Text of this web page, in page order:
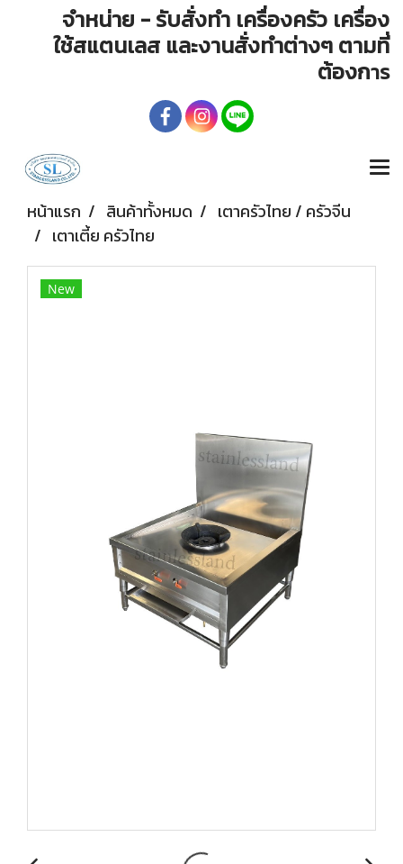
จำหน่าย - รับสั่งทำ เครื่องครัว เครื่อง
ใช้สแตนเลส และงานสั่งทำต่างๆ ตามที่
ต้องการ
หน้าแรก สินค้าทั้งหมด
เตาครัวไทย / ครัวจีน
เตาเตี้ย ครัวไทย
New